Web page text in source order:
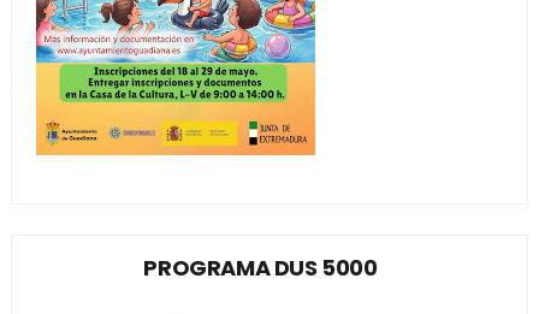
PROGRAMA DUS 5000